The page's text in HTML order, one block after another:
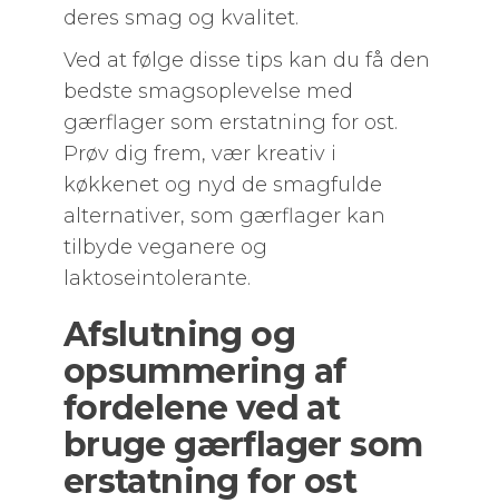
deres smag og kvalitet.
Ved at følge disse tips kan du få den
bedste smagsoplevelse med
gærflager som erstatning for ost.
Prøv dig frem, vær kreativ i
køkkenet og nyd de smagfulde
alternativer, som gærflager kan
tilbyde veganere og
laktoseintolerante.
Afslutning og
opsummering af
fordelene ved at
bruge gærflager som
erstatning for ost